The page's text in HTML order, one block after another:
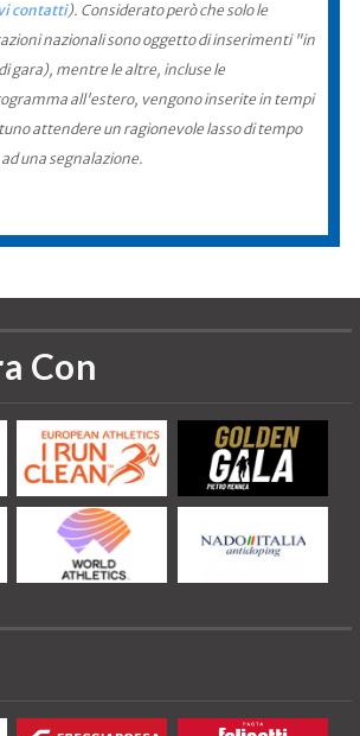
contatti). Considerato però che solo le
nazionali sono oggetto di inserimenti "in
gara), mentre le altre, incluse le
all'estero, vengono inserite in tempi
attendere un ragionevole lasso di tempo
una segnalazione.
Con